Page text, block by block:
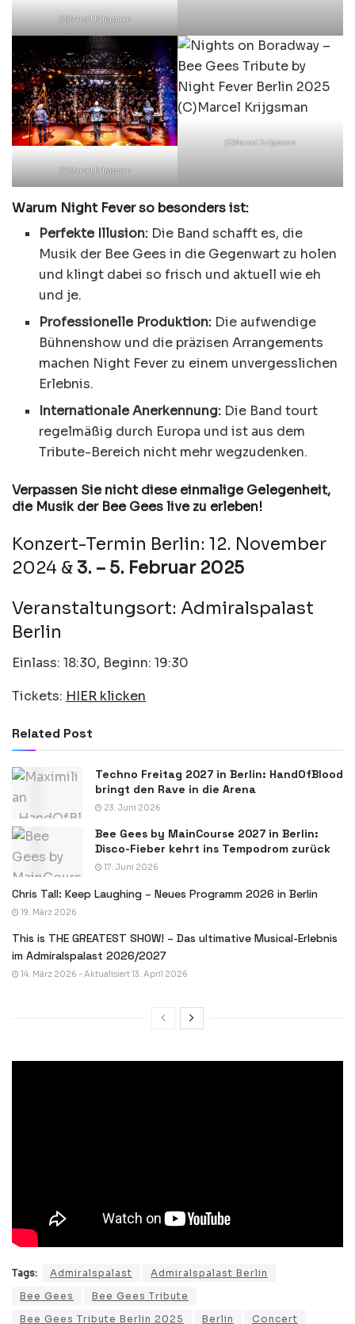
(C)Marcel Krijgsman
(C)Marcel Krijgsman
(C)Marcel Krijgsman
Warum Night Fever so besonders ist:
Perfekte Illusion: Die Band schafft es, die
Musik der Bee Gees in die Gegenwart zu holen
und klingt dabei so frisch und aktuell wie eh
und je.
Professionelle Produktion: Die aufwendige
Bühnenshow und die präzisen Arrangements
machen Night Fever zu einem unvergesslichen
Erlebnis.
Internationale Anerkennung: Die Band tourt
regelmäßig durch Europa und ist aus dem
Tribute-Bereich nicht mehr wegzudenken.
Verpassen Sie nicht diese einmalige Gelegenheit,
die Musik der Bee Gees live zu erleben!
Konzert-Termin Berlin: 12. November
2024 & 3. – 5. Februar 2025
Veranstaltungsort: Admiralspalast
Berlin
Einlass: 18:30, Beginn: 19:30
Tickets: HIER klicken
Related Post
Techno Freitag 2027 in Berlin: HandOfBlood
bringt den Rave in die Arena
23. Juni 2026
Bee Gees by MainCourse 2027 in Berlin:
Disco-Fieber kehrt ins Tempodrom zurück
17. Juni 2026
Chris Tall: Keep Laughing – Neues Programm 2026 in Berlin
19. März 2026
This is THE GREATEST SHOW! – Das ultimative Musical-Erlebnis
im Admiralspalast 2026/2027
14. März 2026 - Aktualisiert 13. April 2026
Tags: Admiralspalast
Admiralspalast Berlin
Bee Gees
Bee Gees Tribute
Bee Gees Tribute Berlin 2025
Berlin
Concert